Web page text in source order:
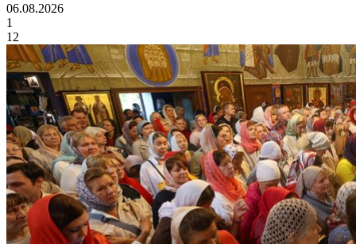
06.08.2026
1
12